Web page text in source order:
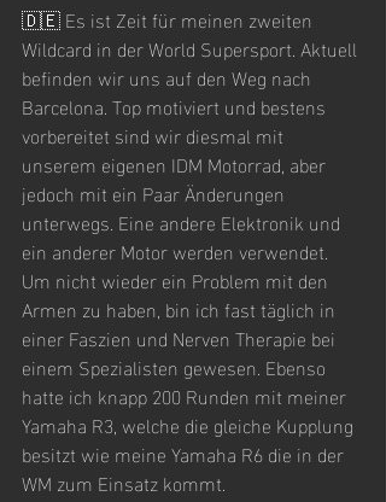
🇩🇪 Es ist Zeit für meinen zweiten
Wildcard in der World Supersport. Aktuell
befinden wir uns auf den Weg nach
Barcelona. Top motiviert und bestens
vorbereitet sind wir diesmal mit
unserem eigenen IDM Motorrad, aber
jedoch mit ein Paar Änderungen
unterwegs. Eine andere Elektronik und
ein anderer Motor werden verwendet.
Um nicht wieder ein Problem mit den
Armen zu haben, bin ich fast täglich in
einer Faszien und Nerven Therapie bei
einem Spezialisten gewesen. Ebenso
hatte ich knapp 200 Runden mit meiner
Yamaha R3, welche die gleiche Kupplung
besitzt wie meine Yamaha R6 die in der
WM zum Einsatz kommt.